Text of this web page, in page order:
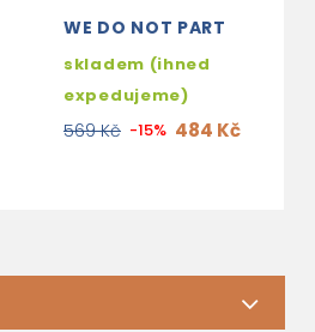
WE DO NOT PART
skladem (ihned
expedujeme)
569 Kč -15% 484 Kč